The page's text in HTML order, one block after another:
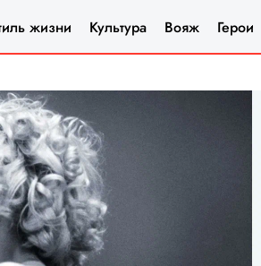
жизни Культура Вояж Герои